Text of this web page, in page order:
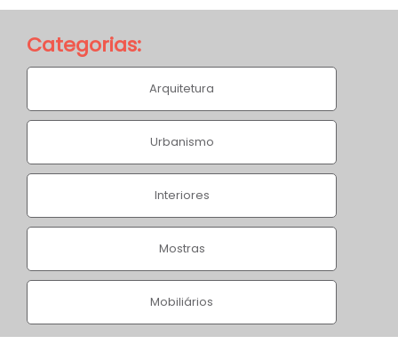
Sítio Ivo
Home / Projetos /
Categorias:
Arquitetura
Urbanismo
Interiores
Mostras
Mobiliários